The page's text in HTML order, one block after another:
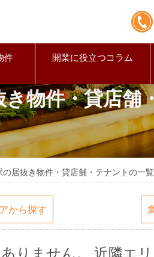
件 開業に役立つコラム
物件・貸店舗
の居抜き物件・貸店舗・テナントの一覧
から探す
りません。 近隣エ